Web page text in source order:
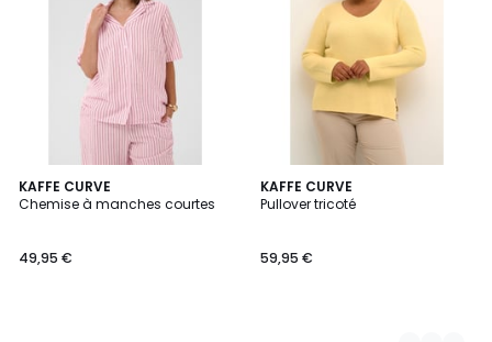
KAFFE CURVE
Chemise à manches courtes
49,95 €
KAFFE CURVE
Pullover tricoté
59,95 €
2
Couleurs